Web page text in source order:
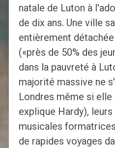
natale de Luton à
de dix ans. Une ville
entièrement
(«près de 50% des
dans la pauvreté à
majorité massive ne
Londres même si elle
explique Hardy),
musicales
de rapides voyages